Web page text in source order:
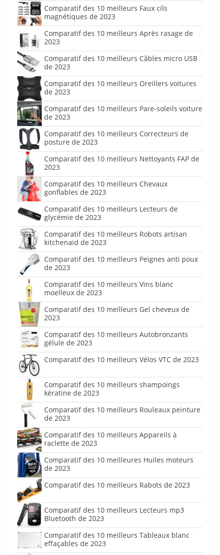
Comparatif des 10 meilleurs Faux cils
magnétiques de 2023
Comparatif des 10 meilleurs Après rasage de
2023
Comparatif des 10 meilleurs Câbles micro USB
de 2023
Comparatif des 10 meilleurs Oreillers voitures
de 2023
Comparatif des 10 meilleurs Pare-soleils voiture
de 2023
Comparatif des 10 meilleurs Correcteurs de
posture de 2023
Comparatif des 10 meilleurs Nettoyants FAP de
2023
Comparatif des 10 meilleurs Chevaux
gonflables de 2023
Comparatif des 10 meilleurs Lecteurs de
glycémie de 2023
Comparatif des 10 meilleurs Robots artisan
kitchenaid de 2023
Comparatif des 10 meilleurs Peignes anti poux
de 2023
Comparatif des 10 meilleurs Vins blanc
moelleux de 2023
Comparatif des 10 meilleurs Gel cheveux de
2023
Comparatif des 10 meilleurs Autobronzants
gélule de 2023
Comparatif des 10 meilleurs Vélos VTC de 2023
Comparatif des 10 meilleurs shampoings
kératine de 2023
Comparatif des 10 meilleurs Rouleaux peinture
de 2023
Comparatif des 10 meilleurs Appareils à
raclette de 2023
Comparatif des 10 meilleures Huiles moteurs
de 2023
Comparatif des 10 meilleurs Rabots de 2023
Comparatif des 10 meilleurs Lecteurs mp3
Bluetooth de 2023
Comparatif des 10 meilleurs Tableaux blanc
effaçables de 2023